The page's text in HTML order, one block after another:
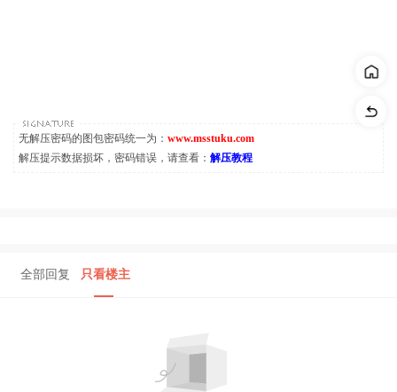
无解压密码的图包密码统一为： www.msstuku.com
解压提示数据损坏，密码错误，请查看： 解压教程
全部回复 只看楼主